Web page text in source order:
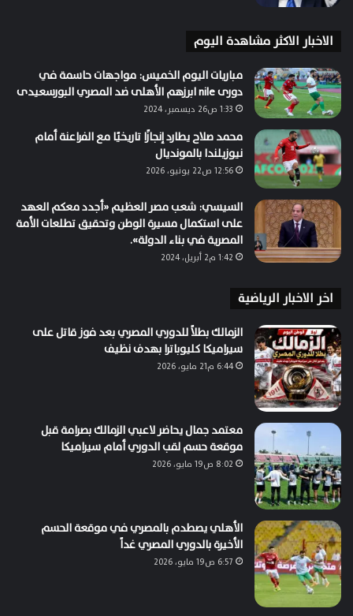
الاخبار الاكثر مشاهدة اليوم
مباريات اليوم الخميس: مواجهات حاسمة في
دورى nile ابرزهم الأهلى ضد المصري البورسعيدى
1:33 ص26 ديسمبر، 2024
محمد صلاح يطارد إنجازًا تاريخيًا مع الفراعنة أمام
نيوزيلندا بالمونديال
12:56 ص22 يونيو، 2026
السيسي: شعب مصر العظيم «أجدد معكم العهد
على استكمال مسيرة الوطن وتحقيق تطلعات الأمة
المصرية في بناء الدولة».
1:42 م2 أبريل، 2024
اخر الاخبار الرياضية
الزمالك بطلاً للدوري المصري بعد فوز قاتل على
سيراميكا كليوباترا بهدف نظيف
6:44 م21 مايو، 2026
معتمد جمال يحاضر لاعبي الزمالك بصرامة قبل
موقعة حسم لقب الدوري أمام سيراميكا
8:02 ص19 مايو، 2026
الأهلي يصطدم بالمصري في موقعة الحسم
الأخيرة بالدوري المصري غداً
6:57 ص19 مايو، 2026